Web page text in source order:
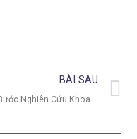
BÀI SAU
Các Bước Nghiên Cứu Khoa Học Từ A Đến Z, Dễ Áp Dụng